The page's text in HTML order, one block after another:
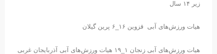
زیر ١۴ سال
هیات ورزش‌های آبی قزوین ١۶_۶ پرین گیلان
هیات ورزش‌های آبی زنجان ١_١٩ هیات ورزش‌های آبی آذربایجان غربی